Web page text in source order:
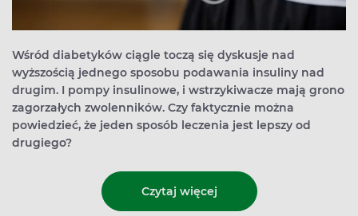
Wśród diabetyków ciągle toczą się dyskusje nad
wyższością jednego sposobu podawania insuliny nad
drugim. I pompy insulinowe, i wstrzykiwacze mają grono
zagorzałych zwolenników. Czy faktycznie można
powiedzieć, że jeden sposób leczenia jest lepszy od
drugiego?
Czytaj więcej